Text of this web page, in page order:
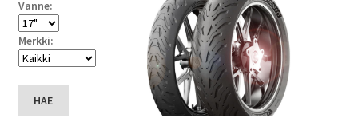
Vanne:
Merkki:
HAE